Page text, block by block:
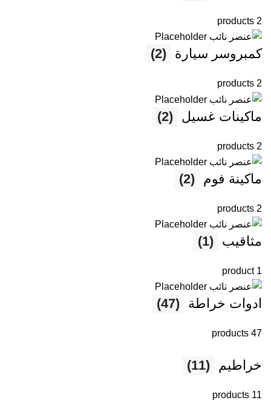
2 products
كمبروسر سيارة (2)
2 products
ماكينات غسيل (2)
2 products
ماكينة فوم (2)
2 products
مثاقيب (1)
1 product
ادوات خراطة (47)
47 products
خراطيم (11)
11 products